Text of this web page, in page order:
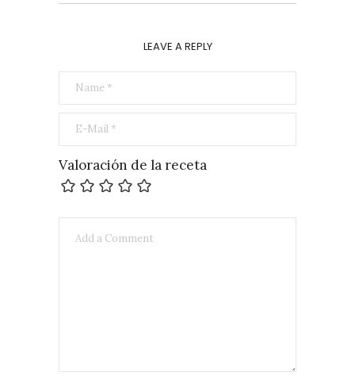
LEAVE A REPLY
Valoración de la receta